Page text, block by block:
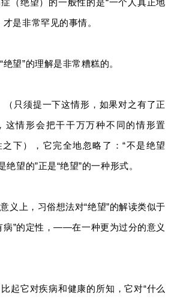
（绝望）的一般性的是“一个人真正地
是非常罕见的事情。
望”的理解是非常糟糕的。
（只须提一下这情形，如果对之有了正
这情形会把干干万万种不同的情形置
之下），它完全地忽略了：“不是绝望
绝望的”正是“绝望”的一种形式。
义上，习俗想法对“绝望”的解读类似于
病”的定性，——在一种更为过分的意义
起它对疾病和健康的所知，它对“什么